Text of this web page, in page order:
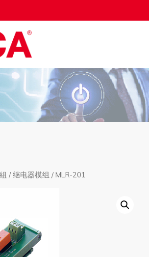
/继电器模组 / MLR-201